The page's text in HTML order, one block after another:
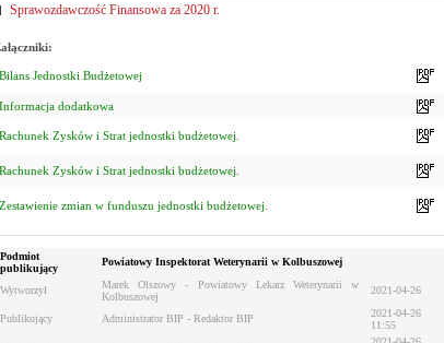
Sprawozdawczość Finansowa za 2020 r.
Jednostki Budżetowej
dodatkowa
Zysków i Strat jednostki budżetowej.
Zysków i Strat jednostki budżetowej.
zmian w funduszu jednostki budżetowej.
Podmiot
publikujący
Powiatowy Inspektorat Weterynarii w Kolbuszowej
Wytworzył
Marek Olszowy - Powiatowy Lekarz Weterynarii w
Kolbuszowej
2021-04-26
Publikujący Administrator BIP - Redaktor BIP
2021-04-26
11:55